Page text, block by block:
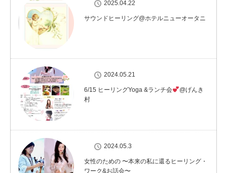
2025.04.22
サウンドヒーリング@ホテルニューオータニ
2024.05.21
6/15 ヒーリングYoga &ランチ会
@げんき
村
2024.05.3
女性のための 〜本来の私に還るヒーリング・
ワーク&お話会〜